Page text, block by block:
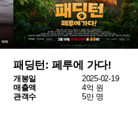
액
2억 원
수
3만 명